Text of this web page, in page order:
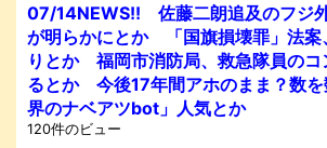
07/14NEWS!! 佐藤二朗追及のフジ
が明らかにとか 「国旗損壊罪」法案
りとか 福岡市消防局、救急隊員のコ
るとか 今後17年間アホのまま？数を
界のナベアツbot」人気とか
120件のビュー